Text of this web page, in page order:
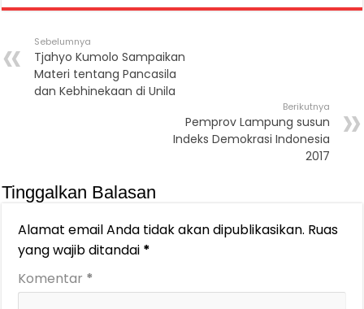
Sebelumnya
Tjahyo Kumolo Sampaikan
Materi tentang Pancasila
dan Kebhinekaan di Unila
Berikutnya
Pemprov Lampung susun
Indeks Demokrasi Indonesia
2017
Tinggalkan Balasan
Alamat email Anda tidak akan dipublikasikan. Ruas
yang wajib ditandai *
Komentar *